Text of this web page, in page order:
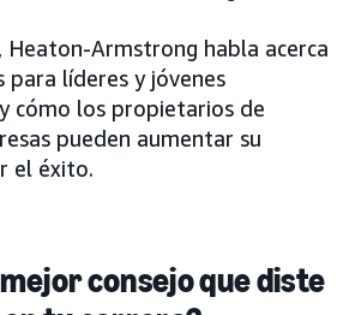
Heaton-Armstrong habla acerca
para líderes y jóvenes
cómo los propietarios de
pueden aumentar su
el éxito.
consejo que diste